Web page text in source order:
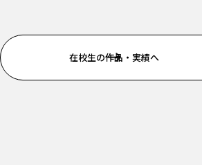
在校生の作品・実績へ